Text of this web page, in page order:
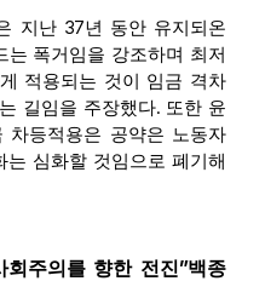
지난 37년 동안 유지되온
는 폭거임을 강조하며 최저
적용되는 것이 임금 격차
길임을 주장했다. 또한 윤
차등적용은 공약은 노동자
심화할 것임으로 폐기해
회주의를 향한 전진”백종